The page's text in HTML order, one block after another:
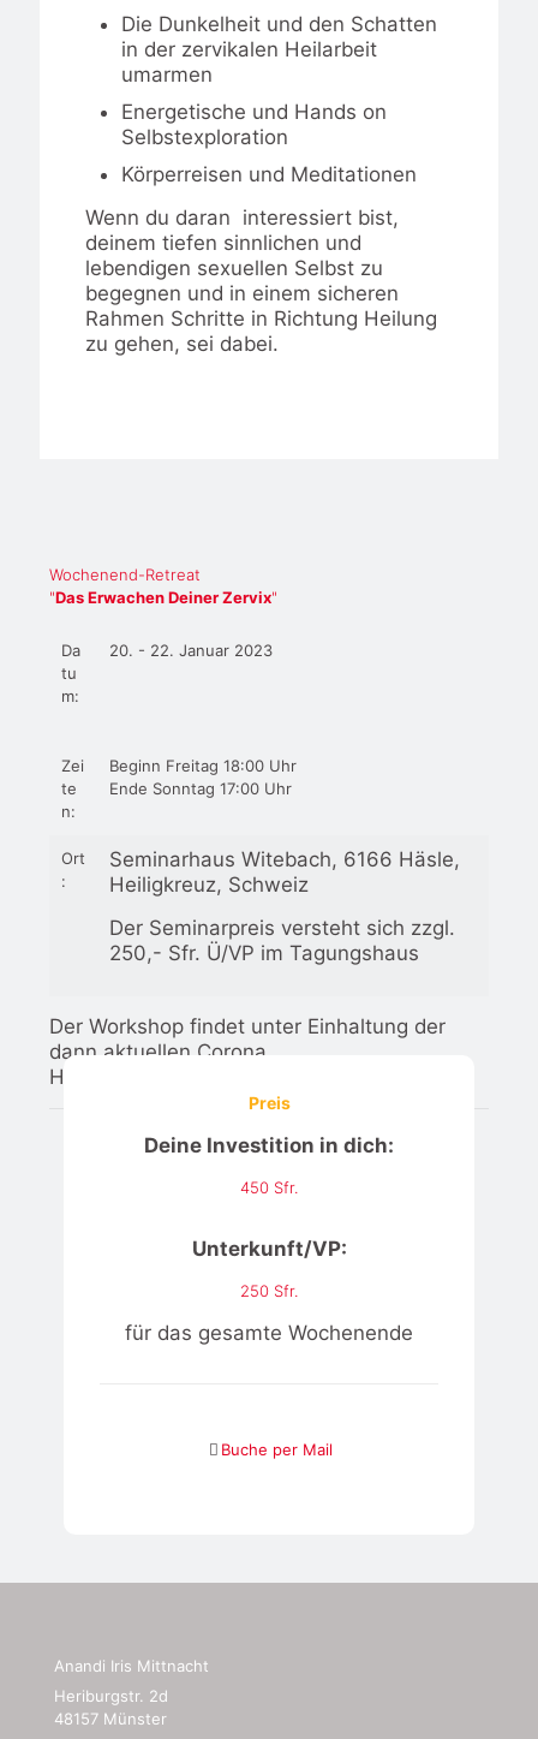
Die Dunkelheit und den Schatten
in der zervikalen Heilarbeit
umarmen
Energetische und Hands on
Selbstexploration
Körperreisen und Meditationen
Wenn du daran interessiert bist,
deinem tiefen sinnlichen und
lebendigen sexuellen Selbst zu
begegnen und in einem sicheren
Rahmen Schritte in Richtung Heilung
zu gehen, sei dabei.
Wochenend-Retreat
"Das Erwachen Deiner Zervix"
Da
tu
m:
20. - 22. Januar 2023
Zei
te
n:
Beginn Freitag 18:00 Uhr
Ende Sonntag 17:00 Uhr
Ort
:
Seminarhaus Witebach, 6166 Häsle,
Heiligkreuz, Schweiz
Der Seminarpreis versteht sich zzgl.
250,- Sfr. Ü/VP im Tagungshaus
Der Workshop findet unter Einhaltung der
dann aktuellen Corona
Hygienebestimmungen statt.
Preis
Deine Investition in dich:
450 Sfr.
Unterkunft/VP:
250 Sfr.
für das gesamte Wochenende
Buche per Mail
Anandi Iris Mittnacht
Heriburgstr. 2d
48157 Münster